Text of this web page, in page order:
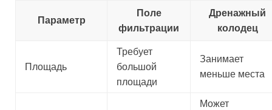
Параметр
Поле
фильтрации
Дренажный
колодец
Площадь
Требует
большой
площади
Занимает
меньше места
Может